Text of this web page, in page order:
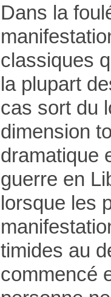
Dans la
classiques
la plupart
cas sort du
dimension
dramatique
guerre en
lorsque les
timides au
commencé